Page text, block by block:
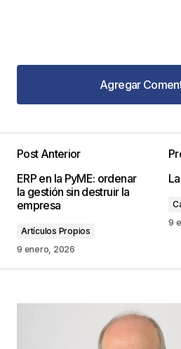
Agregar
Agregar
publicada. Los campos
marcados con*
Comentario
Post Anterior
ERP en la PyME: ordenar
la gestión sin destruir la
empresa
Artículos Propios
9 enero, 2026
9